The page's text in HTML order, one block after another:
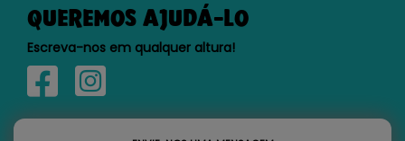
QUEREMOS AJUDÁ-LO
Escreva-nos em qualquer altura!